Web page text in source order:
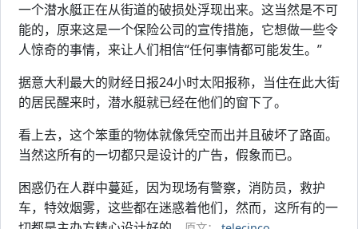
一个潜水艇正在从街道的破损处浮现出来。这当然是不可
能的，原来这是一个保险公司的宣传措施，它想做一些令
人惊奇的事情，来让人们相信“任何事情都可能发生。”
据意大利最大的财经日报24小时太阳报称，当住在此大街
的居民醒来时，潜水艇就已经在他们的窗下了。
看上去，这个笨重的物体就像凭空而出并且破坏了路面。
当然这所有的一切都只是设计的广告，假象而已。
困惑仍在人群中蔓延，因为现场有警察，消防员，救护
车，特效烟雾，这些都在迷惑着他们，然而，这所有的一